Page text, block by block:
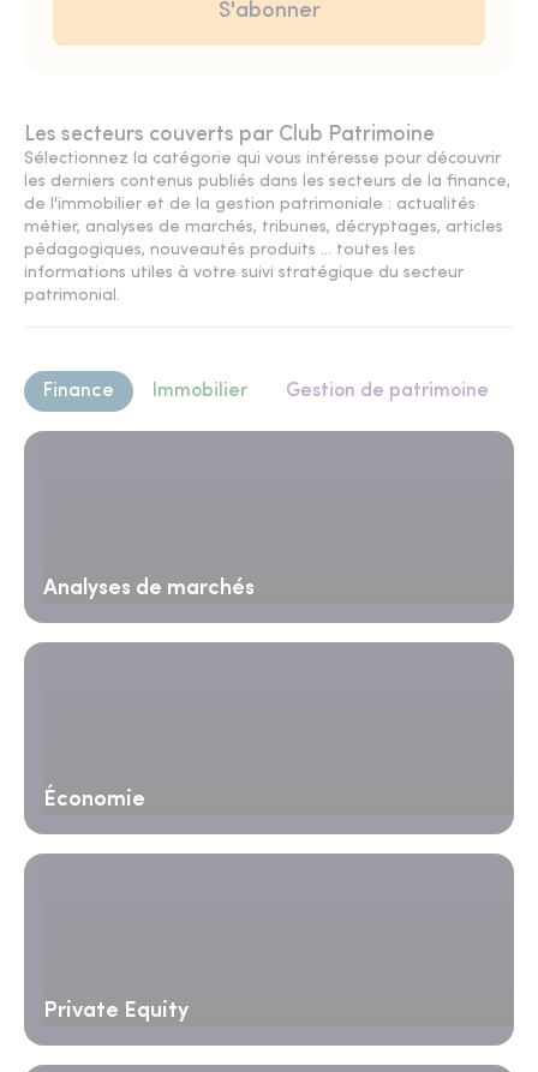
Les secteurs couverts par Club Patrimoine
Sélectionnez la catégorie qui vous intéresse pour découvrir
les derniers contenus publiés dans les secteurs de la finance,
de l'immobilier et de la gestion patrimoniale : actualités
métier, analyses de marchés, tribunes, décryptages, articles
pédagogiques, nouveautés produits ... toutes les
informations utiles à votre suivi stratégique du secteur
patrimonial.
Finance Immobilier Gestion de patrimoine
Analyses de marchés
Économie
Private Equity